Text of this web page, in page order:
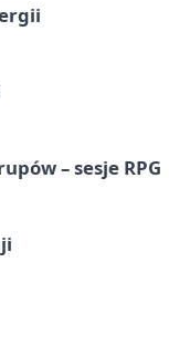
– sesje RPG